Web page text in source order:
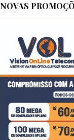
NOVAS